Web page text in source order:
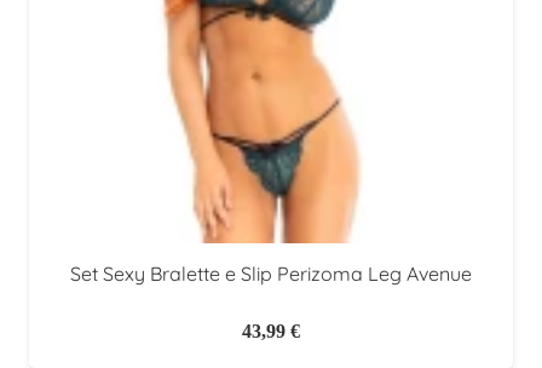
Set Sexy Bralette e Slip Perizoma Leg Avenue
43,99 €